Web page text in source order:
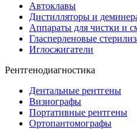
Автоклавы
Дистилляторы и
Аппараты для чистки и
Гласперленовые
Иглосжигатели
Рентгенодиагностика
Дентальные рентгены
Визиографы
Портативные рентгены
Ортопантомографы